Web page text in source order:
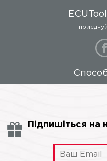
Підпишіться на